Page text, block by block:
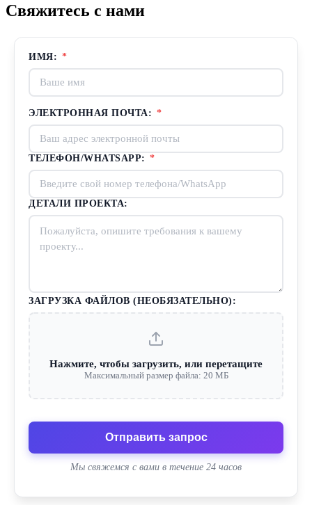
Свяжитесь с нами
ИМЯ: *
ЭЛЕКТРОННАЯ ПОЧТА: *
ТЕЛЕФОН/WHATSAPP: *
ДЕТАЛИ ПРОЕКТА:
ЗАГРУЗКА ФАЙЛОВ (НЕОБЯЗАТЕЛЬНО):
Нажмите, чтобы загрузить, или перетащите
Максимальный размер файла: 20 МБ
Отправить запрос
Мы свяжемся с вами в течение 24 часов